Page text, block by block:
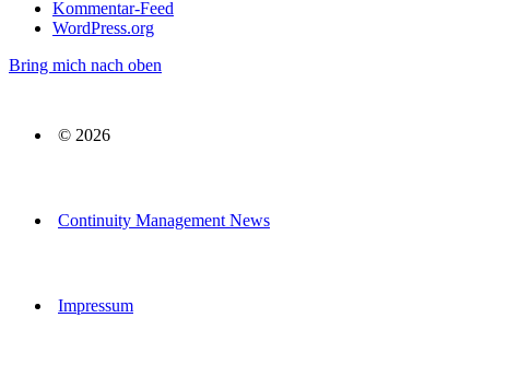
Kommentar-Feed
WordPress.org
Bring mich nach oben
© 2026
Continuity Management News
Impressum